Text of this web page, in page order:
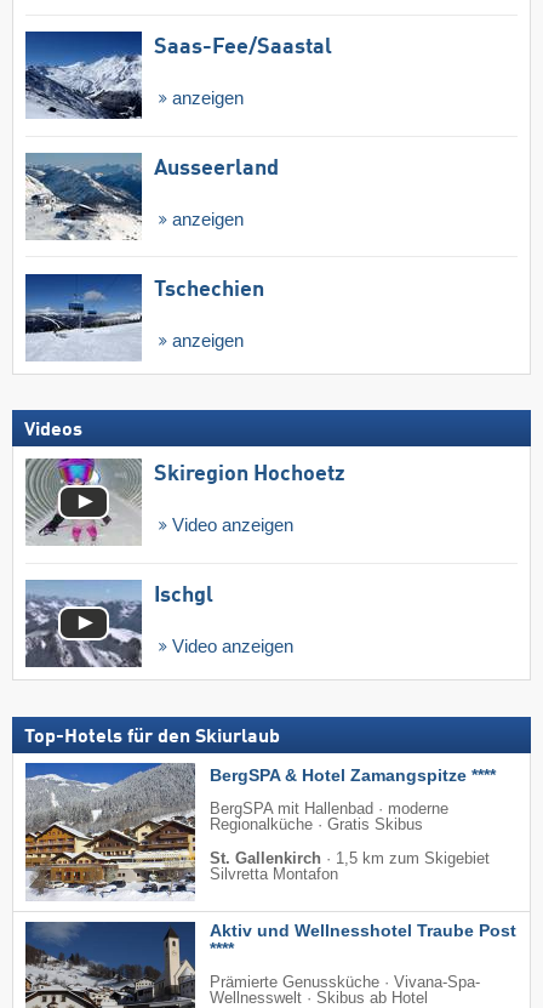
Saas-Fee/​Saastal
anzeigen
Ausseerland
anzeigen
Tschechien
anzeigen
Videos
Skiregion Hochoetz
Video anzeigen
Ischgl
Video anzeigen
Top-Hotels für den Skiurlaub
BergSPA & Hotel Zamangspitze ****
BergSPA mit Hallenbad · moderne
Regionalküche · Gratis Skibus
St. Gallenkirch · 1,5 km zum Skigebiet
Silvretta Montafon
Aktiv und Wellnesshotel Traube Post
****
Prämierte Genussküche · Vivana-Spa-
Wellnesswelt · Skibus ab Hotel